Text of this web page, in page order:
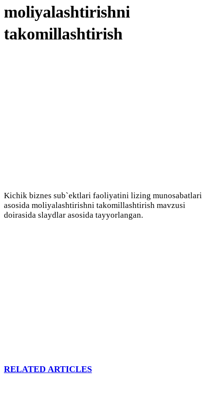
moliyalashtirishni
takomillashtirish
Kichik biznes sub`ektlari faoliyatini lizing munosabatlari
asosida moliyalashtirishni takomillashtirish mavzusi
doirasida slaydlar asosida tayyorlangan.
RELATED ARTICLES